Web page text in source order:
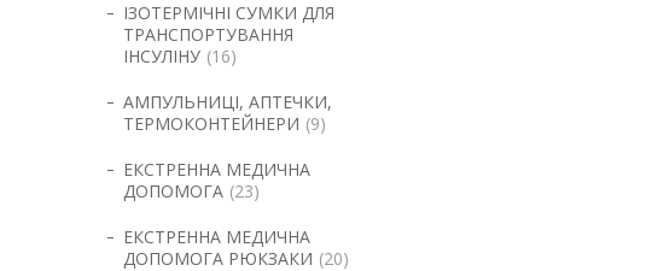
ІЗОТЕРМІЧНІ СУМКИ ДЛЯ
ТРАНСПОРТУВАННЯ
ІНСУЛІНУ 16
АМПУЛЬНИЦІ, АПТЕЧКИ,
ТЕРМОКОНТЕЙНЕРИ 9
ЕКСТРЕННА МЕДИЧНА
ДОПОМОГА 23
ЕКСТРЕННА МЕДИЧНА
ДОПОМОГА РЮКЗАКИ 20